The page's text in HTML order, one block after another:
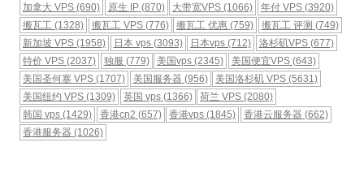
加拿大 VPS (690) 原生 IP(870) 大带宽VPS (1066) 年付 VPS(3920)
搬瓦工 (1328) 搬瓦工 VPS(776) 搬瓦工 优惠 (759) 搬瓦工 评测 (749)
新加坡 VPS (1958) 日本 vps(3093) 日本vps (712) 洛杉矶VPS(677)
特价 VPS (2037) 独服 (779) 美国vps (2345) 美国便宜VPS(643)
美国圣何塞 VPS (1707) 美国服务器 (956) 美国洛杉矶 VPS (5631)
美国纽约 VPS (1309) 英国 vps(1366) 荷兰 VPS (2080)
韩国 vps (1429) 香港cn2 (657) 香港vps (1845) 香港云服务器 (662)
香港服务器 (1026)